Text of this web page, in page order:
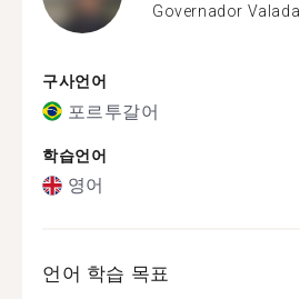
Governador
구사언어
포르투갈어
학습언어
영어
언어 학습 목표